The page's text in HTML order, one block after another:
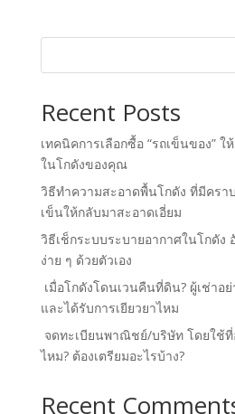
Recent Posts
เทคนิคการเลือกซื้อ “รถเข็นของ”
ในโกดังของคุณ
วิธีทำความสะอาดพื้นโกดัง ที่มีครา
เข็นให้กลับมาสะอาดเอี่ยม
วิธีเช็กระบบระบายอากาศในโกดัง
ง่าย ๆ ด้วยตัวเอง
เมื่อโกดังโดนเวนคืนที่ดิน? ผู้เช่าอย่
และได้รับการเยียวยาไหม
จดทะเบียนพาณิชย์/บริษัท โดยใช้ที่
ไหม? ต้องเตรียมอะไรบ้าง?
Recent